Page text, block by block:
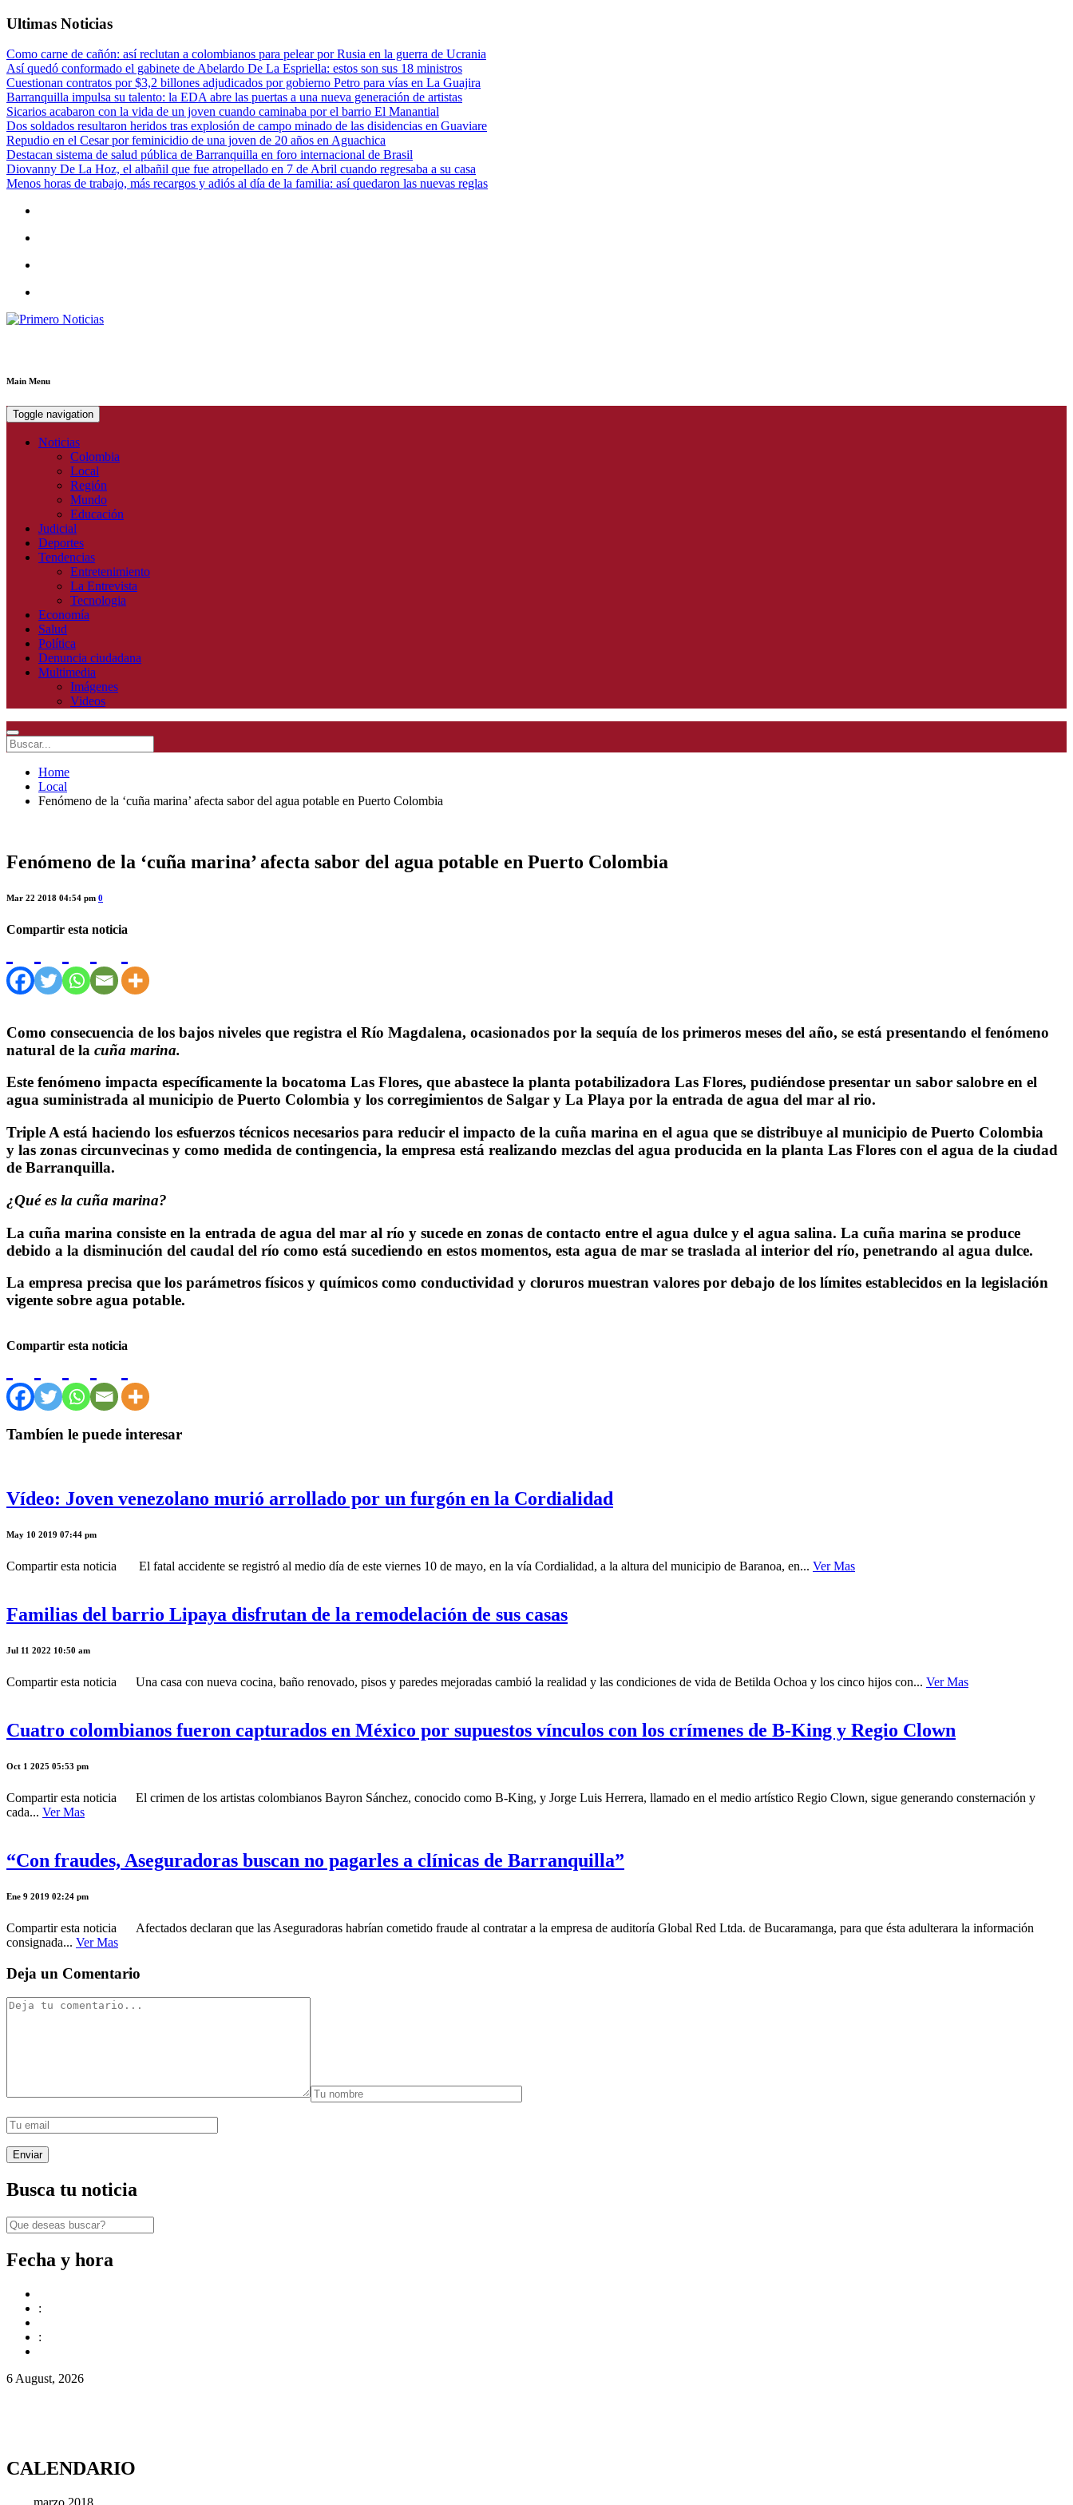
Ultimas Noticias
Como carne de cañón: así reclutan a colombianos para pelear por Rusia en la guerra de Ucrania
Así quedó conformado el gabinete de Abelardo De La Espriella: estos son sus 18 ministros
Cuestionan contratos por $3,2 billones adjudicados por gobierno Petro para vías en La Guajira
Barranquilla impulsa su talento: la EDA abre las puertas a una nueva generación de artistas
Sicarios acabaron con la vida de un joven cuando caminaba por el barrio El Manantial
Dos soldados resultaron heridos tras explosión de campo minado de las disidencias en Guaviare
Repudio en el Cesar por feminicidio de una joven de 20 años en Aguachica
Destacan sistema de salud pública de Barranquilla en foro internacional de Brasil
Diovanny De La Hoz, el albañil que fue atropellado en 7 de Abril cuando regresaba a su casa
Menos horas de trabajo, más recargos y adiós al día de la familia: así quedaron las nuevas reglas
Main Menu
Toggle navigation
Noticias
Colombia
Local
Región
Mundo
Educación
Judicial
Deportes
Tendencias
Entretenimiento
La Entrevista
Tecnologia
Economía
Salud
Política
Denuncia ciudadana
Multimedia
Imágenes
Videos
Home
Local
Fenómeno de la ‘cuña marina’ afecta sabor del agua potable en Puerto Colombia
Fenómeno de la ‘cuña marina’ afecta sabor del agua potable en Puerto Colombia
Mar 22 2018 04:54 pm 0
Compartir esta noticia
Como consecuencia de los bajos niveles que registra el Río Magdalena, ocasionados por la sequía de los primeros meses del año, se está presentando el fenómeno
natural de la cuña marina.
Este fenómeno impacta específicamente la bocatoma Las Flores, que abastece la planta potabilizadora Las Flores, pudiéndose presentar un sabor salobre en el
agua suministrada al municipio de Puerto Colombia y los corregimientos de Salgar y La Playa por la entrada de agua del mar al rio.
Triple A está haciendo los esfuerzos técnicos necesarios para reducir el impacto de la cuña marina en el agua que se distribuye al municipio de Puerto Colombia
y las zonas circunvecinas y como medida de contingencia, la empresa está realizando mezclas del agua producida en la planta Las Flores con el agua de la ciudad
de Barranquilla.
¿Qué es la cuña marina?
La cuña marina consiste en la entrada de agua del mar al río y sucede en zonas de contacto entre el agua dulce y el agua salina. La cuña marina se produce
debido a la disminución del caudal del río como está sucediendo en estos momentos, esta agua de mar se traslada al interior del río, penetrando al agua dulce.
La empresa precisa que los parámetros físicos y químicos como conductividad y cloruros muestran valores por debajo de los límites establecidos en la legislación
vigente sobre agua potable.
Compartir esta noticia
Tambíen le puede interesar
Vídeo: Joven venezolano murió arrollado por un furgón en la Cordialidad
May 10 2019 07:44 pm
Compartir esta noticia El fatal accidente se registró al medio día de este viernes 10 de mayo, en la vía Cordialidad, a la altura del municipio de Baranoa, en... Ver Mas
Familias del barrio Lipaya disfrutan de la remodelación de sus casas
Jul 11 2022 10:50 am
Compartir esta noticia Una casa con nueva cocina, baño renovado, pisos y paredes mejoradas cambió la realidad y las condiciones de vida de Betilda Ochoa y los cinco hijos con... Ver Mas
Cuatro colombianos fueron capturados en México por supuestos vínculos con los crímenes de B-King y Regio Clown
Oct 1 2025 05:53 pm
Compartir esta noticia El crimen de los artistas colombianos Bayron Sánchez, conocido como B-King, y Jorge Luis Herrera, llamado en el medio artístico Regio Clown, sigue generando consternación y
cada... Ver Mas
“Con fraudes, Aseguradoras buscan no pagarles a clínicas de Barranquilla”
Ene 9 2019 02:24 pm
Compartir esta noticia Afectados declaran que las Aseguradoras habrían cometido fraude al contratar a la empresa de auditoría Global Red Ltda. de Bucaramanga, para que ésta adulterara la información
consignada... Ver Mas
Deja un Comentario
Busca tu noticia
Fecha y hora
:
:
6 August, 2026
CALENDARIO
marzo 2018